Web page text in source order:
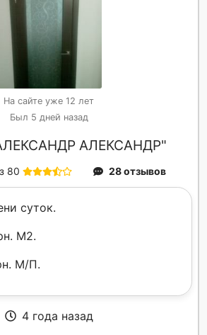
На сайте уже 12 лет
Был 5 дней назад
АЛЕКСАНДР"
80 28 отзывов
суток.
М2.
М/П.
4 года назад